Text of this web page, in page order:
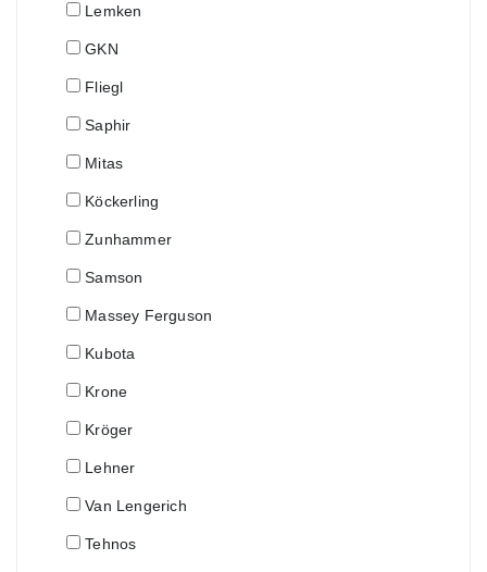
Lemken
GKN
Fliegl
Saphir
Mitas
Köckerling
Zunhammer
Samson
Massey Ferguson
Kubota
Krone
Kröger
Lehner
Van Lengerich
Tehnos